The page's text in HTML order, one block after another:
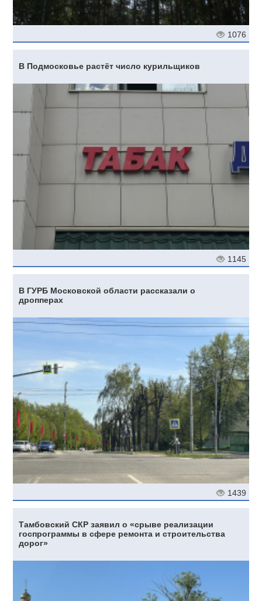
1076
В Подмосковье растёт число курильщиков
1145
В ГУРБ Московской области рассказали о
дропперах
1439
Тамбовский СКР заявил о «срыве реализации
госпрограммы в сфере ремонта и строительства
дорог»